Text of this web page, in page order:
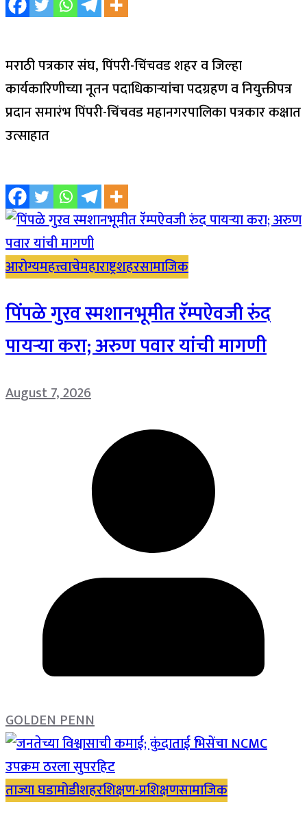
मराठी पत्रकार संघ, पिंपरी-चिंचवड शहर व जिल्हा
कार्यकारिणीच्या नूतन पदाधिकाऱ्यांचा पदग्रहण व नियुक्तीपत्र
प्रदान समारंभ पिंपरी-चिंचवड महानगरपालिका पत्रकार कक्षात
उत्साहात
आरोग्यमहत्त्वाचेमहाराष्ट्रशहरसामाजिक
पिंपळे गुरव स्मशानभूमीत रॅम्पऐवजी रुंद
पायऱ्या करा; अरुण पवार यांची मागणी
August 7, 2026
GOLDEN PENN
ताज्या घडामोडीशहरशिक्षण-प्रशिक्षणसामाजिक